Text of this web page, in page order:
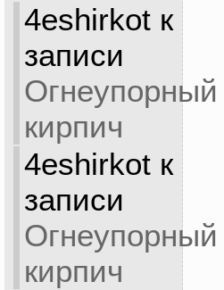
4eshirkotк
записи
Огнеупорный
кирпич
4eshirkotк
записи
Огнеупорный
кирпич